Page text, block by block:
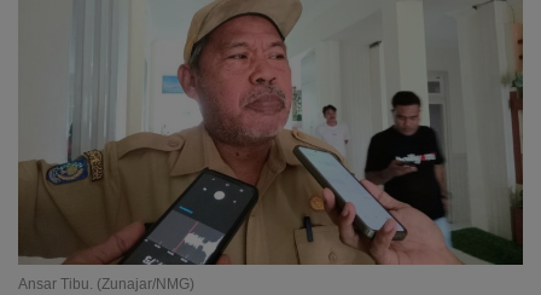
Ansar Tibu. (Zunajar/NMG)